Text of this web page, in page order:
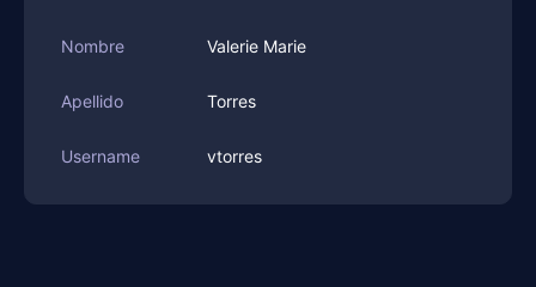
Nombre Valerie Marie
Apellido Torres
Username vtorres